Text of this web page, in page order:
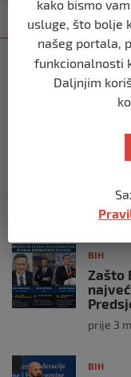
Kategorija
BIH
prije 3
BIH
Zašto
prije 3
BIH
kako bismo
usluge, što bolje
našeg portala,
funkcionalnosti
Daljnjim